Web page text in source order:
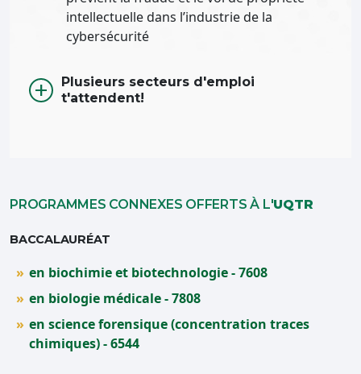
intellectuelle dans l’industrie de la
cybersécurité
Plusieurs secteurs d'emploi
t'attendent!
PROGRAMMES CONNEXES OFFERTS À L'UQTR
BACCALAURÉAT
en biochimie et biotechnologie - 7608
en biologie médicale - 7808
en science forensique (concentration traces
chimiques) - 6544